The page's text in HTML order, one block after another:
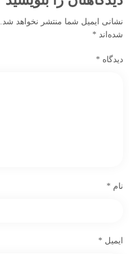
نشانی ایمیل شما منتشر نخواهد شد.
شده‌اند *
دیدگاه *
نام *
ایمیل *